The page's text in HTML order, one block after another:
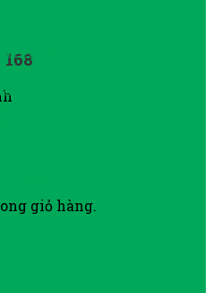
giỏ hàng.
Jmec
nén Lode Star
Cooler
NITƠ
NÉN
DƯỠNG